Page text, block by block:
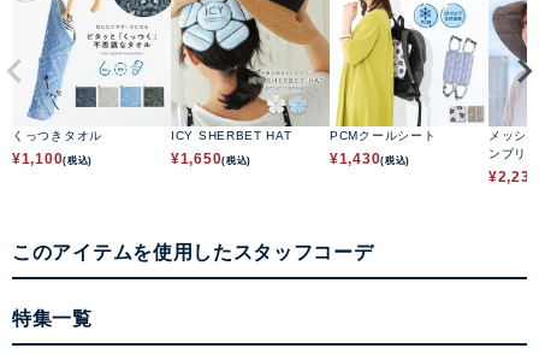
くっつきタオル
¥1,100(税込)
ICY SHERBET HAT
¥1,650(税込)
PCMクールシート
¥1,430(税込)
メッシ
ンブリ
¥2,231
このアイテムを使用したスタッフコーデ
特集一覧